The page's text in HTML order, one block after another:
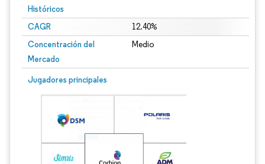
Históricos
CAGR 12.40%
Concentración del
Mercado
Medio
Jugadores principales